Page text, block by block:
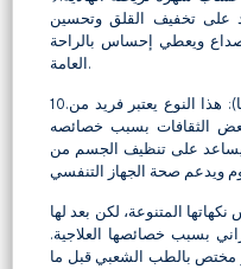
على تخفيف القلق وتحسين
ويعطي إحساس بالراحة
العامة.
10.شاي حبّ الرشاد (الدسكورينيا صوفيا): هذا النوع يعتبر فريد من
الثقافات بسبب خصائصه
يساعد على تنظيف الجسم من
المتنوعة، لكن بعد لها
بسبب خصائصها العلاجية.
مختص بالطب الشعبي قبل ما